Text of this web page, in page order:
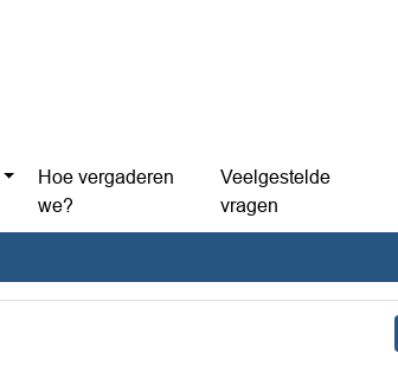
Hoe vergaderen
we?
Veelgestelde
vragen